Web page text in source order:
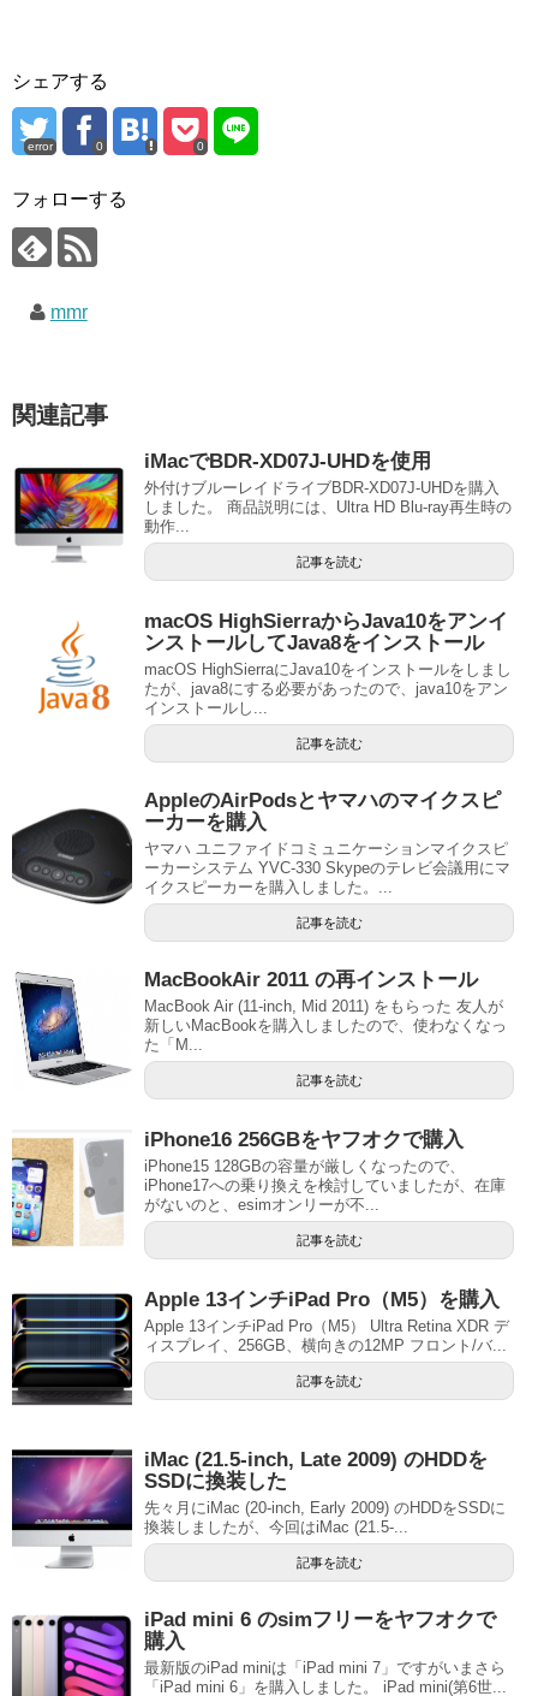
シェアする
error 0 0
フォローする
mmr
関連記事
iMacでBDR-XD07J-UHDを使用
外付けブルーレイドライブBDR-XD07J-UHDを購入
しました。 商品説明には、Ultra HD Blu-ray再生時の
動作...
記事を読む
macOS HighSierraからJava10をアンイ
ンストールしてJava8をインストール
macOS HighSierraにJava10をインストールをしまし
たが、java8にする必要があったので、java10をアン
インストールし...
記事を読む
AppleのAirPodsとヤマハのマイクスピ
ーカーを購入
ヤマハ ユニファイドコミュニケーションマイクスピ
ーカーシステム YVC-330 Skypeのテレビ会議用にマ
イクスピーカーを購入しました。...
記事を読む
MacBookAir 2011 の再インストール
MacBook Air (11-inch, Mid 2011) をもらった 友人が
新しいMacBookを購入しましたので、使わなくなっ
た「M...
記事を読む
iPhone16 256GBをヤフオクで購入
iPhone15 128GBの容量が厳しくなったので、
iPhone17への乗り換えを検討していましたが、在庫
がないのと、esimオンリーが不...
記事を読む
Apple 13インチiPad Pro（M5）を購入
Apple 13インチiPad Pro（M5） Ultra Retina XDR デ
ィスプレイ、256GB、横向きの12MP フロント/バ...
記事を読む
iMac (21.5-inch, Late 2009) のHDDを
SSDに換装した
先々月にiMac (20-inch, Early 2009) のHDDをSSDに
換装しましたが、今回はiMac (21.5-...
記事を読む
iPad mini 6 のsimフリーをヤフオクで
購入
最新版のiPad miniは「iPad mini 7」ですがいまさら
「iPad mini 6」を購入しました。 iPad mini(第6世...